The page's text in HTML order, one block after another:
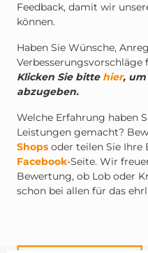
Feedback, damit wir
können.
Haben Sie Wünsche,
Verbesserungsvorschläge
Klicken Sie bitte hier,
abzugeben.
Welche Erfahrung haben
Leistungen gemacht?
Shops oder teilen Sie Ihre
Facebook-Seite. Wir
Bewertung, ob Lob oder
schon bei allen für das